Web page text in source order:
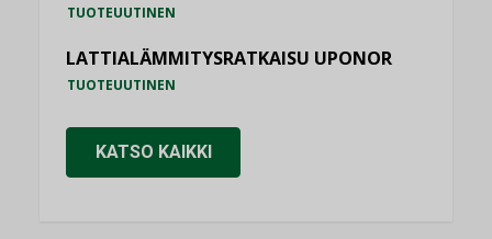
TUOTEUUTINEN
LATTIALÄMMITYSRATKAISU UPONOR
TUOTEUUTINEN
KATSO KAIKKI